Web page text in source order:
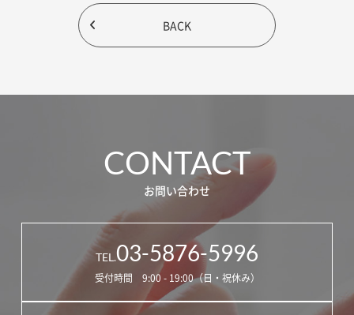
BACK
CONTACT
お問い合わせ
TEL.03-5876-5996
受付時間 9:00 - 19:00（日・祝休み）